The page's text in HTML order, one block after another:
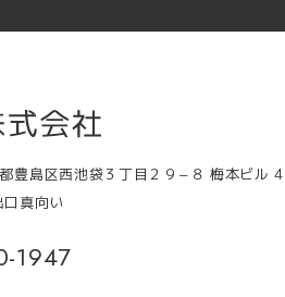
豊島区西池袋３丁目２９−８ 梅本ビル
真向い
1947